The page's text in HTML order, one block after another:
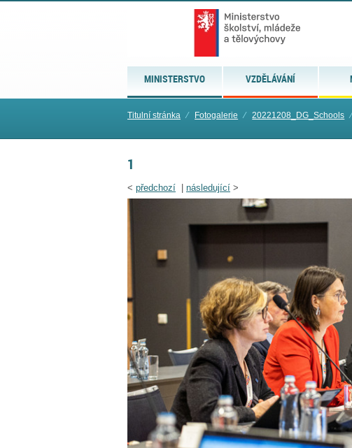
MINISTERSTVO VZDĚLÁVÁNÍ
Titulní stránka ⁄ Fotogalerie ⁄ 20221208_DG_Schools ⁄
1
< předchozí následující >